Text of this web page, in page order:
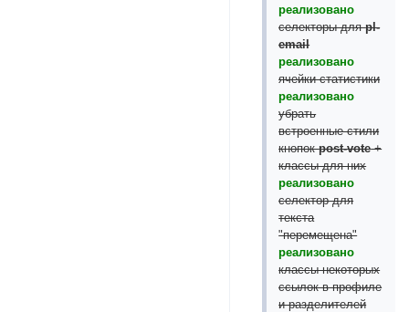
реализовано
селекторы дляpl-
email
реализовано
ячейки статистики
реализовано
убрать
встроенные стили
кнопокpost-vote+
классы для них
реализовано
селектор для
текста
"перемещена"
реализовано
классы некоторых
ссылок в профиле
и разделителей